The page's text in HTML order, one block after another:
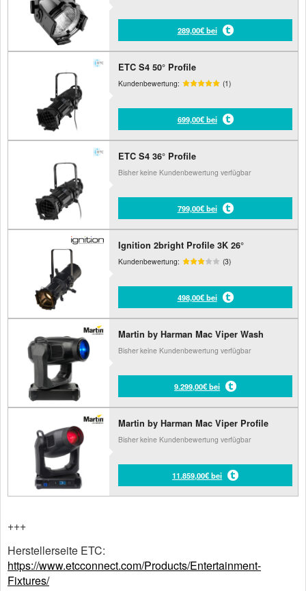
289,00€ bei
ETC S4 50° Profile
Kundenbewertung: (1)
699,00€ bei
ETC S4 36° Profile
Bisher keine Kundenbewertung verfügbar
799,00€ bei
Ignition 2bright Profile 3K 26°
Kundenbewertung: (3)
498,00€ bei
Martin by Harman Mac Viper Wash
Bisher keine Kundenbewertung verfügbar
9.299,00€ bei
Martin by Harman Mac Viper Profile
Bisher keine Kundenbewertung verfügbar
11.859,00€ bei
+++
Herstellerseite ETC:
https://www.etcconnect.com/Products/Entertainment-
Fixtures/